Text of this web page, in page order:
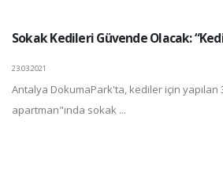
Sokak Kedileri Güvende Olacak:
23.03.2021
Antalya DokumaPark'ta, kediler için yapılan
apartman"ında sokak ...